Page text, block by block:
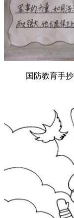
国防教育手